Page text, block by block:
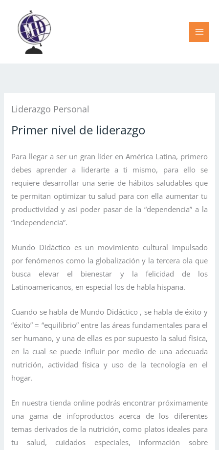
contenido
Liderazgo Personal
Primer nivel de liderazgo
Para llegar a ser un gran líder en América Latina, primero
debes aprender a liderarte a ti mismo, para ello se
requiere desarrollar una serie de hábitos saludables que
te permitan optimizar tu salud para con ella aumentar tu
productividad y así poder pasar de la “dependencia” a la
“independencia”.
Mundo Didáctico es un movimiento cultural impulsado
por fenómenos como la globalización y la tercera ola que
busca elevar el bienestar y la felicidad de los
Latinoamericanos, en especial los de habla hispana.
Cuando se habla de Mundo Didáctico , se habla de éxito y
“éxito” = “equilibrio” entre las áreas fundamentales para el
ser humano, y una de ellas es por supuesto la salud física,
en la cual se puede influir por medio de una adecuada
nutrición, actividad física y uso de la tecnología en el
hogar.
En nuestra tienda online podrás encontrar próximamente
una gama de infoproductos acerca de los diferentes
temas derivados de la nutrición, como platos ideales para
tu salud, cuidados especiales, información sobre